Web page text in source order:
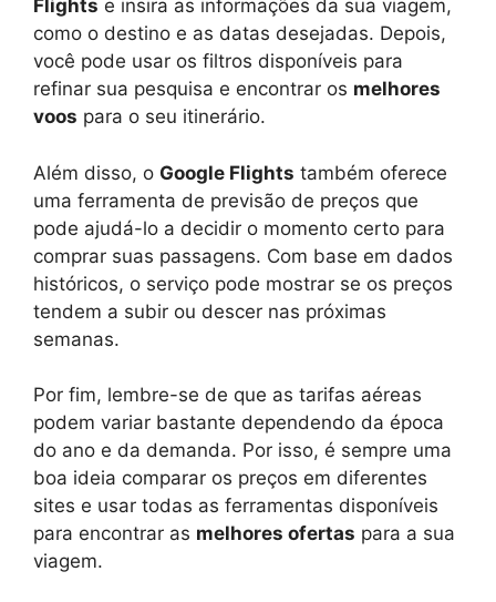
Flights e insira as informações da sua viagem,
como o destino e as datas desejadas. Depois,
você pode usar os filtros disponíveis para
refinar sua pesquisa e encontrar os melhores
voos para o seu itinerário.
Além disso, o Google Flights também oferece
uma ferramenta de previsão de preços que
pode ajudá-lo a decidir o momento certo para
comprar suas passagens. Com base em dados
históricos, o serviço pode mostrar se os preços
tendem a subir ou descer nas próximas
semanas.
Por fim, lembre-se de que as tarifas aéreas
podem variar bastante dependendo da época
do ano e da demanda. Por isso, é sempre uma
boa ideia comparar os preços em diferentes
sites e usar todas as ferramentas disponíveis
para encontrar as melhores ofertas para a sua
viagem.